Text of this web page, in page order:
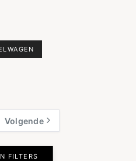
Volgende
FILTERS